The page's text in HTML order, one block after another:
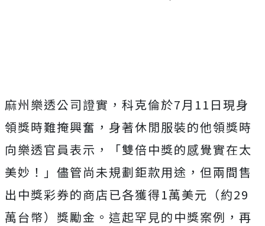
麻州樂透公司證實，科克倫於7月11日現身
領獎時難掩興奮，身著休閒服裝的他領獎時
向樂透官員表示，
「雙倍中獎的感覺實在太
美妙！」儘管尚未規劃鉅款用途，但兩間售
出中獎彩券的商店已各獲得1萬美元（約29
萬台幣）獎勵金。這起罕見的中獎案例，再